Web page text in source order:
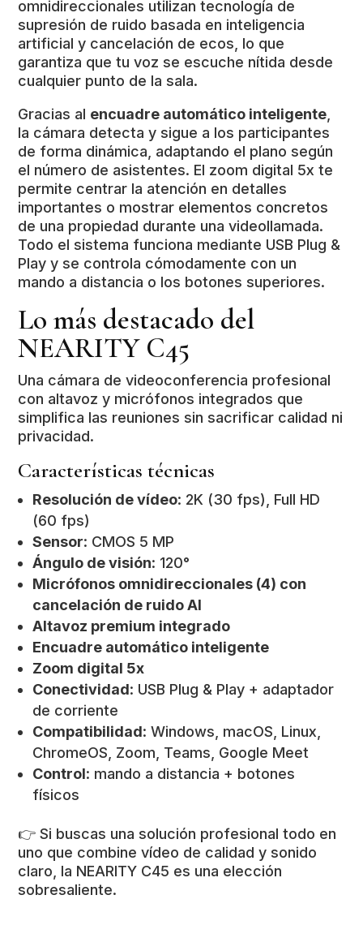
omnidireccionales utilizan tecnología de
supresión de ruido basada en inteligencia
artificial y cancelación de ecos, lo que
garantiza que tu voz se escuche nítida desde
cualquier punto de la sala.
Gracias al encuadre automático inteligente
la cámara detecta y sigue a los participantes
de forma dinámica, adaptando el plano según
el número de asistentes. El zoom digital 5x te
permite centrar la atención en detalles
importantes o mostrar elementos concretos
de una propiedad durante una videollamada.
Todo el sistema funciona mediante USB Plug &
Play y se controla cómodamente con un
mando a distancia o los botones superiores.
Lo más destacado del
NEARITY C45
Una cámara de videoconferencia profesional
con altavoz y micrófonos integrados que
simplifica las reuniones sin sacrificar calidad ni
privacidad.
Características técnicas
Resolución de vídeo: 2K (30 fps), Full HD
(60 fps)
Sensor: CMOS 5 MP
Ángulo de visión: 120°
Micrófonos omnidireccionales (4) con
cancelación de ruido AI
Altavoz premium integrado
Encuadre automático inteligente
Zoom digital 5x
Conectividad: USB Plug & Play + adaptador
de corriente
Compatibilidad: Windows, macOS, Linux,
ChromeOS, Zoom, Teams, Google Meet
Control: mando a distancia + botones
físicos
👉 Si buscas una solución profesional todo en
uno que combine vídeo de calidad y sonido
claro, la NEARITY C45 es una elección
sobresaliente.